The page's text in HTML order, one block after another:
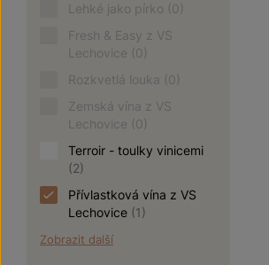
Lehké jako pírko (0)
Fresh & Easy z VS
Lechovice (0)
Rozkvetlá louka (0)
Zemská vína z VS
Lechovice (0)
Terroir - toulky vinicemi
(2)
Přívlastková vína z VS
Lechovice (1)
Zobrazit další